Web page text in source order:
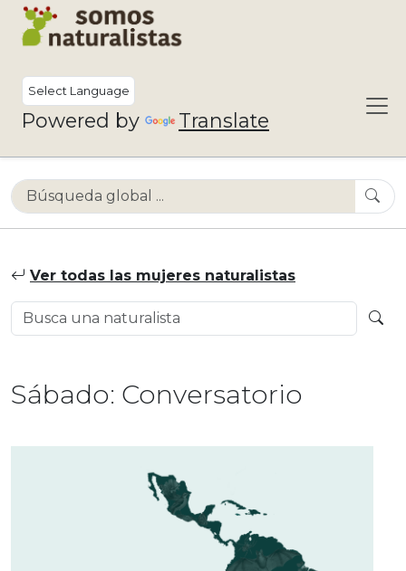
Powered by Translate
Ver todas las mujeres naturalistas
Sábado: Conversatorio